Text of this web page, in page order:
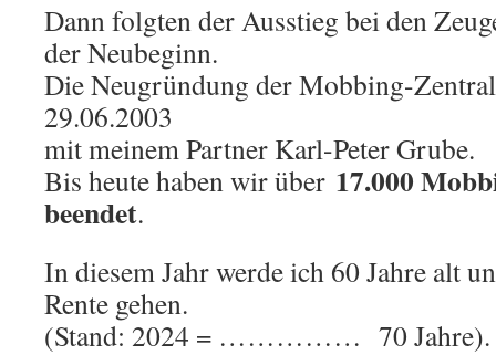
Dann folgten der Ausstieg bei den
der Neubeginn.
Die Neugründung der Mobbing-
29.06.2003
mit meinem Partner Karl-Peter Grube.
Bis heute haben wir über 17.000
beendet.
In diesem Jahr werde ich 60 Jahre alt
Rente gehen.
(Stand: 2024 = …………… 70 Jahre).